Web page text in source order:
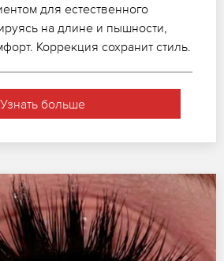
для естественного
на длине и пышности,
Коррекция сохранит стиль.
Узнать больше